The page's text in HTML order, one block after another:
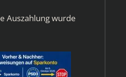
Auszahlung wurde